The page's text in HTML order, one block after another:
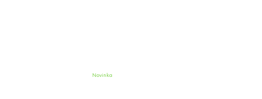
Novinka